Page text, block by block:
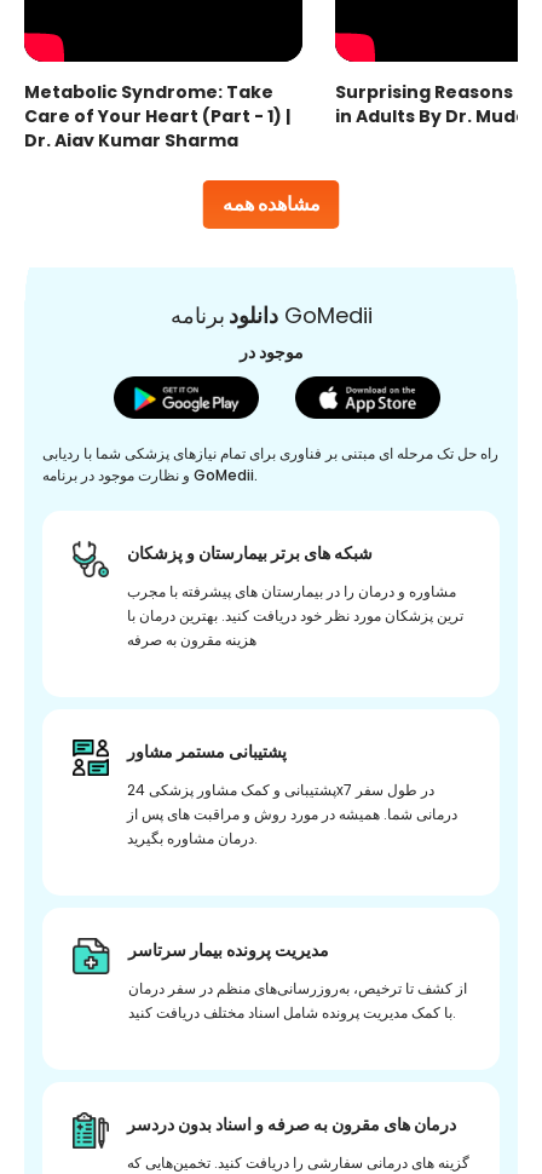
مشاهده همه
Metabolic Syndrome: Take
Care of Your Heart (Part - 1) |
Dr. Ajay Kumar Sharma
Surprising Reasons
in Adults By Dr.
دانلودبرنامه GoMedii
موجود در
راه حل تک مرحله ای مبتنی بر فناوری برای تمام نیازهای پزشکی شما با ردیابی
و نظارت موجود در برنامه GoMedii.
شبکه های برتر بیمارستان و پزشکان
مشاوره و درمان را در بیمارستان های پیشرفته با مجرب
ترین پزشکان مورد نظر خود دریافت کنید. بهترین درمان با
هزینه مقرون به صرفه
پشتیبانی مستمر مشاور
پشتیبانی و کمک مشاور پزشکی 24x7 در طول سفر
درمانی شما. همیشه در مورد روش و مراقبت های پس از
درمان مشاوره بگیرید.
مدیریت پرونده بیمار سرتاسر
از کشف تا ترخیص، به‌روزرسانی‌های منظم در سفر درمان
با کمک مدیریت پرونده شامل اسناد مختلف دریافت کنید.
درمان های مقرون به صرفه و اسناد بدون دردسر
گزینه های درمانی سفارشی را دریافت کنید. تخمین‌هایی که